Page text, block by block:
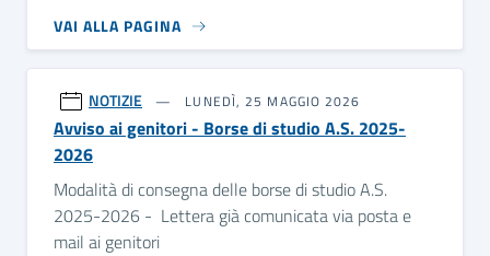
VAI ALLA PAGINA
NOTIZIE LUNEDÌ, 25 MAGGIO 2026
Avviso ai genitori - Borse di studio A.S. 2025-
2026
Modalità di consegna delle borse di studio A.S.
2025-2026 - Lettera già comunicata via posta e
mail ai genitori